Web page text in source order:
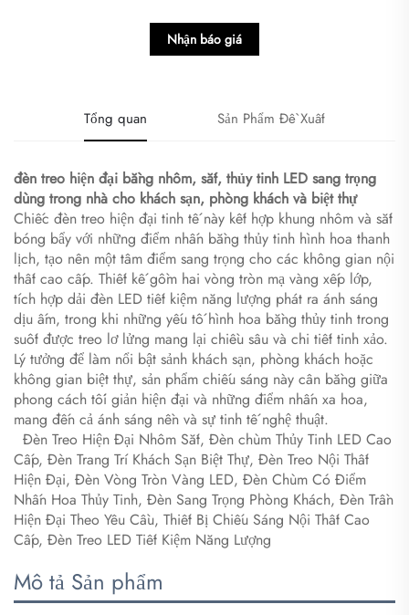
Nhận báo giá
Tổng quan Sản Phẩm Đề Xuất
đèn treo hiện đại bằng nhôm, sắt, thủy tinh LED sang trọng
dùng trong nhà cho khách sạn, phòng khách và biệt thự
Chiếc đèn treo hiện đại tinh tế này kết hợp khung nhôm và sắt
bóng bẩy với những điểm nhấn bằng thủy tinh hình hoa thanh
lịch, tạo nên một tâm điểm sang trọng cho các không gian nội
thất cao cấp. Thiết kế gồm hai vòng tròn mạ vàng xếp lớp,
tích hợp dải đèn LED tiết kiệm năng lượng phát ra ánh sáng
dịu ấm, trong khi những yếu tố hình hoa bằng thủy tinh trong
suốt được treo lơ lửng mang lại chiều sâu và chi tiết tinh xảo.
Lý tưởng để làm nổi bật sảnh khách sạn, phòng khách hoặc
không gian biệt thự, sản phẩm chiếu sáng này cân bằng giữa
phong cách tối giản hiện đại và những điểm nhấn xa hoa,
mang đến cả ánh sáng nền và sự tinh tế nghệ thuật.
Đèn Treo Hiện Đại Nhôm Sắt, Đèn chùm Thủy Tinh LED Cao
Cấp, Đèn Trang Trí Khách Sạn Biệt Thự, Đèn Treo Nội Thất
Hiện Đại, Đèn Vòng Tròn Vàng LED, Đèn Chùm Có Điểm
Nhấn Hoa Thủy Tinh, Đèn Sang Trọng Phòng Khách, Đèn Trần
Hiện Đại Theo Yêu Cầu, Thiết Bị Chiếu Sáng Nội Thất Cao
Cấp, Đèn Treo LED Tiết Kiệm Năng Lượng
Mô tả Sản phẩm